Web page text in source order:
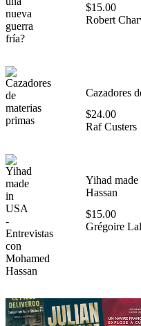
$15.00
Robert
Cazadores
$24.00
Raf Custers
Yihad
Hassan
$15.00
Grégoire